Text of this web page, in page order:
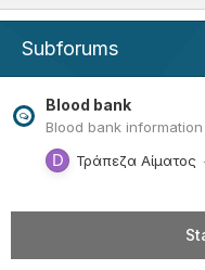
Subforums
Blood bank
Blood bank information
Τράπεζα Αίματος